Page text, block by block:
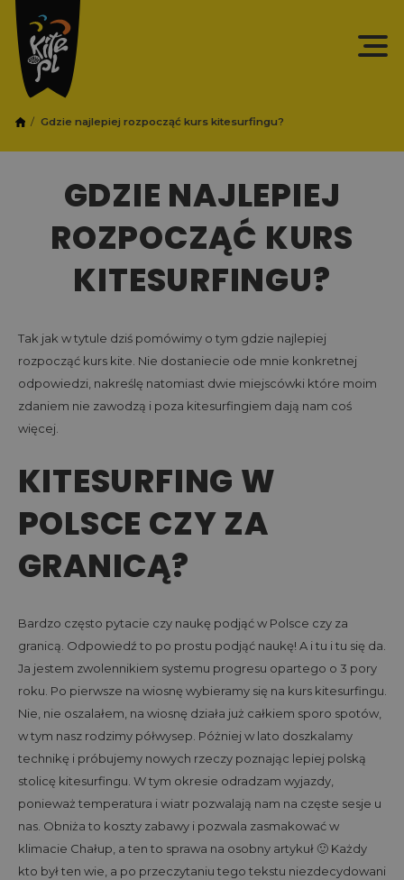
Gdzie najlepiej rozpocząć kurs kitesurfingu?
GDZIE NAJLEPIEJ
ROZPOCZĄĆ KURS
KITESURFINGU?
Tak jak w tytule dziś pomówimy o tym gdzie najlepiej
rozpocząć kurs kite. Nie dostaniecie ode mnie konkretnej
odpowiedzi, nakreślę natomiast dwie miejscówki które moim
zdaniem nie zawodzą i poza kitesurfingiem dają nam coś
więcej.
KITESURFING W
POLSCE CZY ZA
GRANICĄ?
Bardzo często pytacie czy naukę podjąć w Polsce czy za
granicą. Odpowiedź to po prostu podjąć naukę! A i tu i tu się da.
Ja jestem zwolennikiem systemu progresu opartego o 3 pory
roku. Po pierwsze na wiosnę wybieramy się na kurs kitesurfingu.
Nie, nie oszalałem, na wiosnę działa już całkiem sporo spotów,
w tym nasz rodzimy półwysep. Póżniej w lato doszkalamy
technikę i próbujemy nowych rzeczy poznając lepiej polską
stolicę kitesurfingu. W tym okresie odradzam wyjazdy,
ponieważ temperatura i wiatr pozwalają nam na częste sesje u
nas. Obniża to koszty zabawy i pozwala zasmakować w
klimacie Chałup, a ten to sprawa na osobny artykuł 🙂 Każdy
kto był ten wie, a po przeczytaniu tego tekstu niezdecydowani